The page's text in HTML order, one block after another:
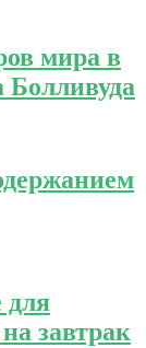
мира в
Болливуда
для
завтрак